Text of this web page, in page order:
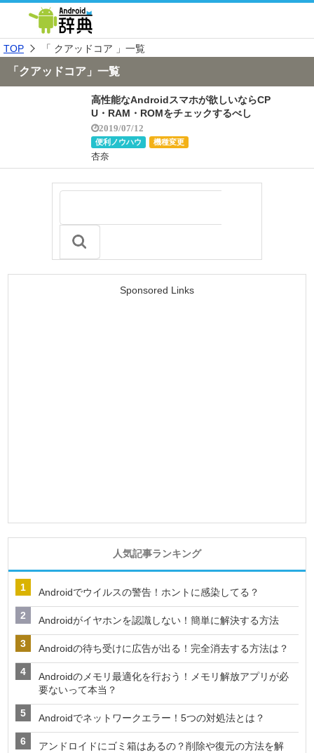
TOP 「 クアッドコア 」一覧
「クアッドコア」一覧
高性能なAndroidスマホが欲しいならCP
U・RAM・ROMをチェックするべし
2019/07/12
便利ノウハウ 機種変更
杏奈
Sponsored Links
人気記事ランキング
Androidでウイルスの警告！ホントに感染してる？
Androidがイヤホンを認識しない！簡単に解決する方法
Androidの待ち受けに広告が出る！完全消去する方法は？
Androidのメモリ最適化を行おう！メモリ解放アプリが必
要ないって本当？
Androidでネットワークエラー！5つの対処法とは？
アンドロイドにゴミ箱はあるの？削除や復元の方法を解